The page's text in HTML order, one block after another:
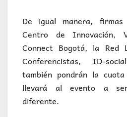
De igual manera,
Centro de Innovación,
Connect Bogotá, la Red
Conferencistas, ID-
también pondrán la
llevará al evento a
diferente.